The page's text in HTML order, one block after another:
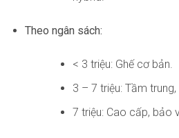
Theo ngân sách:
< 3 triệu: Ghế cơ bản.
3 – 7 triệu: Tầm trung,
7 triệu: Cao cấp, bảo